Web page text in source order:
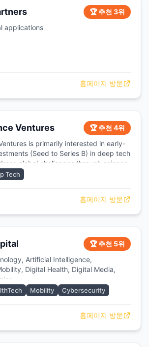
🏆 추천 3위
applications
홈페이지 방문
Ventures
🏆 추천 4위
is primarily interested in early-
(Seed to Series B) in deep tech
global challenges through science
Tech
홈페이지 방문
🏆 추천 5위
Artificial Intelligence,
Digital Health, Digital Media,
Mobility Cybersecurity
홈페이지 방문